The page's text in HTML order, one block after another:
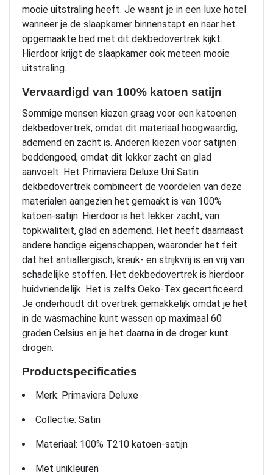
mooie uitstraling heeft. Je waant je in een luxe hotel
wanneer je de slaapkamer binnenstapt en naar het
opgemaakte bed met dit dekbedovertrek kijkt.
Hierdoor krijgt de slaapkamer ook meteen mooie
uitstraling.
Vervaardigd van 100% katoen satijn
Sommige mensen kiezen graag voor een katoenen
dekbedovertrek, omdat dit materiaal hoogwaardig,
ademend en zacht is. Anderen kiezen voor satijnen
beddengoed, omdat dit lekker zacht en glad
aanvoelt. Het Primaviera Deluxe Uni Satin
dekbedovertrek combineert de voordelen van deze
materialen aangezien het gemaakt is van 100%
katoen-satijn. Hierdoor is het lekker zacht, van
topkwaliteit, glad en ademend. Het heeft daarnaast
andere handige eigenschappen, waaronder het feit
dat het antiallergisch, kreuk- en strijkvrij is en vrij van
schadelijke stoffen. Het dekbedovertrek is hierdoor
huidvriendelijk. Het is zelfs Oeko-Tex gecertficeerd.
Je onderhoudt dit overtrek gemakkelijk omdat je het
in de wasmachine kunt wassen op maximaal 60
graden Celsius en je het daarna in de droger kunt
drogen.
Productspecificaties
Merk: Primaviera Deluxe
Collectie: Satin
Materiaal: 100% T210 katoen-satijn
Met unikleuren